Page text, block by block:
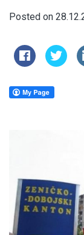
Posted on